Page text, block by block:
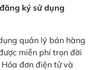
ký sử dụng
quản lý bán hàng
miễn phí trọn đời
đơn điện tử và